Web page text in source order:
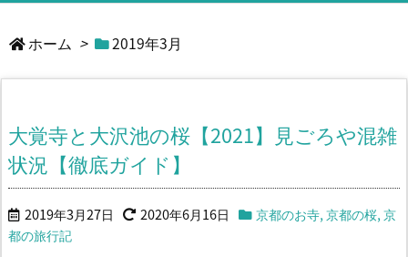
ホーム > 2019年3月
大覚寺と大沢池の桜【2021】見ごろや混雑
状況【徹底ガイド】
2019年3月27日 2020年6月16日 京都のお寺,京都の桜,京
都の旅行記